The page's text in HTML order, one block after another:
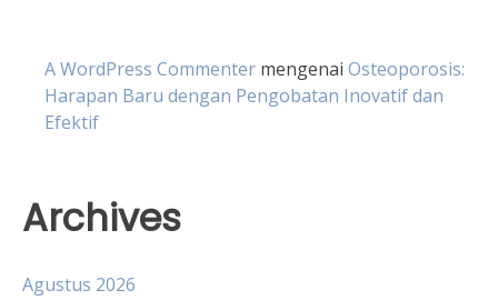
A WordPress Commenter mengenai Osteoporosis:
Harapan Baru dengan Pengobatan Inovatif dan
Efektif
Archives
Agustus 2026